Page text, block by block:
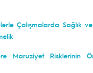
Çalışmalarda Sağlık
Maruziyet Risklerinin